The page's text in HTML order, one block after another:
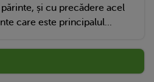
și cu precădere acel
care este principalul...